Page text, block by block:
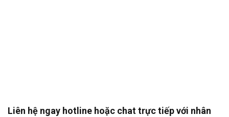
Liên hệ ngay hotline hoặc chat trực tiếp với nhân